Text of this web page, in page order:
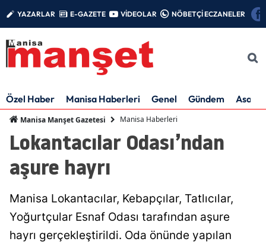
YAZARLAR E-GAZETE VİDEOLAR NÖBETÇİ ECZANELER
Özel Haber Manisa Haberleri Genel Gündem Asayiş
Manisa Manşet Gazetesi Manisa Haberleri
Lokantacılar Odası’ndan
aşure hayrı
Manisa Lokantacılar, Kebapçılar, Tatlıcılar,
Yoğurtçular Esnaf Odası tarafından aşure
hayrı gerçekleştirildi. Oda önünde yapılan